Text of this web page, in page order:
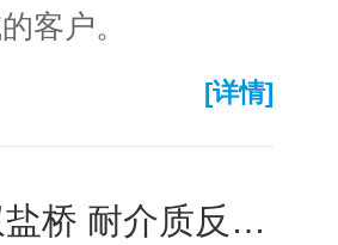
客户。
[详情]
27006-21 在线orp电极 胶状电解液 双盐桥 耐介质反渗-上泰仪表